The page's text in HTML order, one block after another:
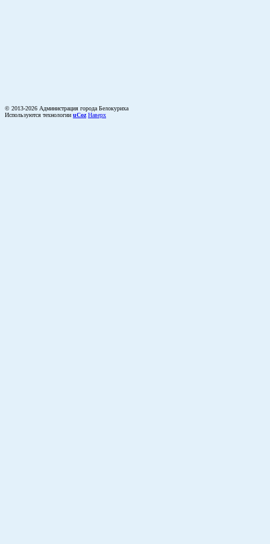
© 2013-2026 Администрация города Белокуриха
Используются технологии uCoz Наверх